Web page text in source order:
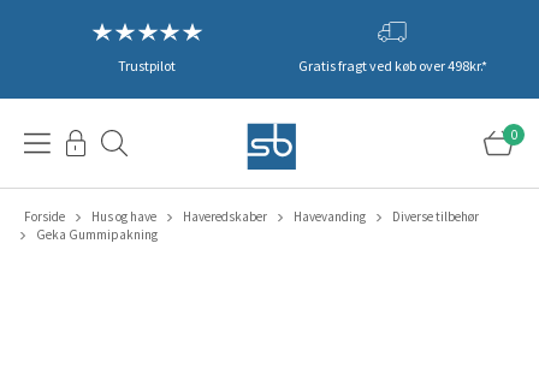
Trustpilot Gratis fragt ved køb over 498kr.*
0
Forside Hus og have Haveredskaber Havevanding
Diverse tilbehør
Geka Gummipakning